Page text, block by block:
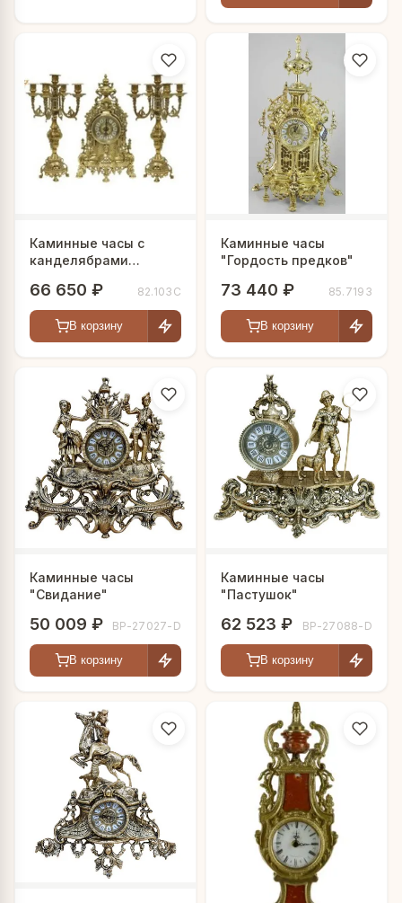
Каминные часы с
канделябрами
66 650 ₽ 82.103С
В корзину
Каминные часы
"Гордость предков"
73 440 ₽ 85.7193
В корзину
Каминные часы
"Свидание"
50 009 ₽ BP-27027-D
В корзину
Каминные часы
"Пастушок"
62 523 ₽ BP-27088-D
В корзину